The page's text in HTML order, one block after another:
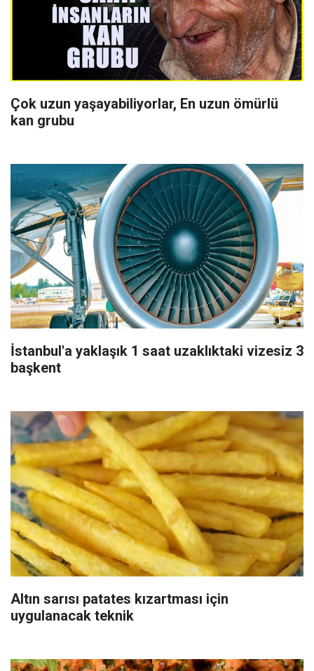
Çok uzun yaşayabiliyorlar, En uzun ömürlü
kan grubu
İstanbul'a yaklaşık 1 saat uzaklıktaki vizesiz 3
başkent
Altın sarısı patates kızartması için
uygulanacak teknik